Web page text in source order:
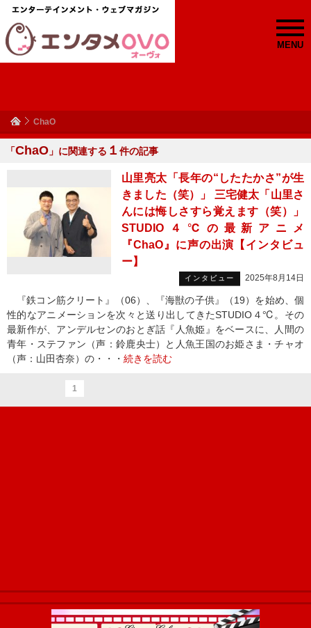
MENU
ChaO
「ChaO 」に関連する １ 件の記事
山里亮太「長年の“したたかさ”が生
きました（笑）」 三宅健太「山里さ
んには悔しさすら覚えます（笑）」
STUDIO４℃の最新アニメ
『ChaO』に声の出演【インタビュ
ー】
インタビュー 2025年8月14日
『鉄コン筋クリート』（06）、『海獣の子供』（19）を始め、個
性的なアニメーションを次々と送り出してきたSTUDIO４℃。その
最新作が、アンデルセンのおとぎ話『人魚姫』をベースに、人間の
青年・ステファン（声：鈴鹿央士）と人魚王国のお姫さま・チャオ
（声：山田杏奈）の・・・ 続きを読む
1